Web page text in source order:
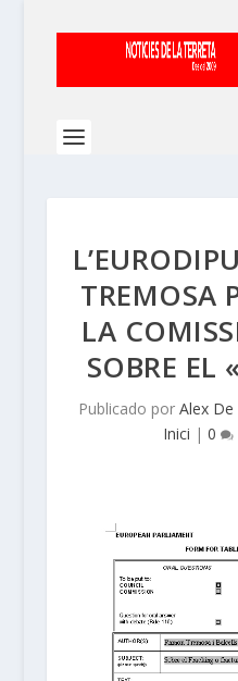
TREMOSA
LA
SOBRE EL
Publicado porAlex
Inici |0